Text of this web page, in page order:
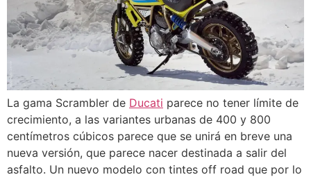
La gama Scrambler de Ducati parece no tener límite de
crecimiento, a las variantes urbanas de 400 y 800
centímetros cúbicos parece que se unirá en breve una
nueva versión, que parece nacer destinada a salir del
asfalto. Un nuevo modelo con tintes off road que por lo